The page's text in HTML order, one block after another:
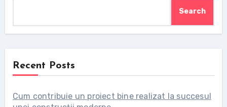
Search
Recent Posts
Cum contribuie un proiect bine realizat la succesul